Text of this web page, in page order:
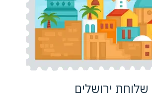
שלוחת ירושלים